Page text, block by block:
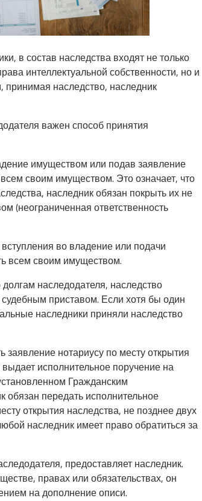
в состав наследства входят не только
интеллектуальной собственности, но и
принимая наследство, наследник
важен способ принятия
имуществом или подав заявление
своим имуществом. Это означает, что
наследник обязан покрыть их не
(неограниченная ответственность
во владение или подачи
всем своим имуществом.
наследодателя, наследство
приставом. Если хотя бы один
наследники приняли наследство
нотариусу по месту открытия
исполнительное поручение на
Гражданским
обязан передать исполнительное
открытия наследства, не позднее двух
наследник имеет право обратиться за
предоставляет наследник.
правах или обязательствах, он
на дополнение описи.